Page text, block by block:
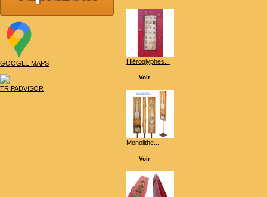
GOOGLE MAPS
TRIPADVISOR
Hiéroglyphes...
Voir
Monolithe...
Voir